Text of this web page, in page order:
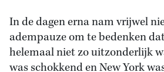
In de dagen erna nam vrijwel
adempauze om te bedenken
helemaal niet zo uitzonderlijk
was schokkend en New York